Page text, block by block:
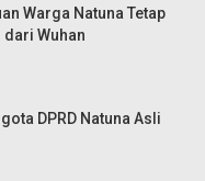
Warga Natuna Tetap
dari Wuhan
DPRD Natuna Asli